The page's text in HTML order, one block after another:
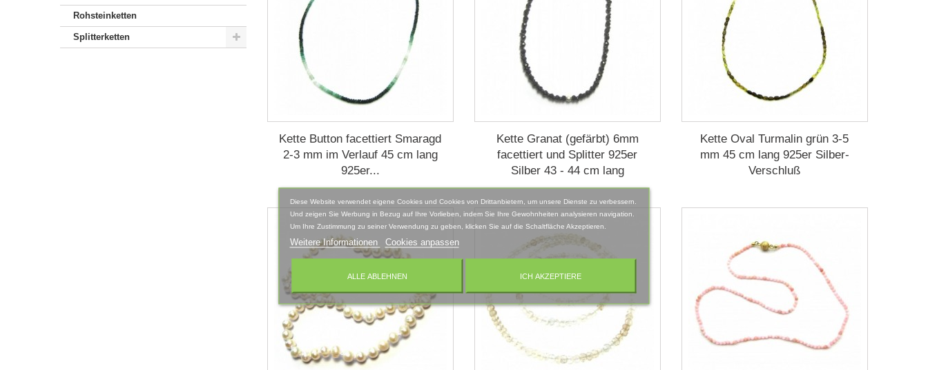
Rohsteinketten
Splitterketten
Kette Button facettiert Smaragd
2-3 mm im Verlauf 45 cm lang
925er...
Kette Granat (gefärbt) 6mm
facettiert und Splitter 925er
Silber 43 - 44 cm lang
Kette Oval Turmalin grün 3-5
mm 45 cm lang 925er Silber-
Verschluß
Diese Website verwendet eigene Cookies und Cookies von Drittanbietern, um unsere Dienste zu verbessern.
Und zeigen Sie Werbung in Bezug auf Ihre Vorlieben, indem Sie Ihre Gewohnheiten analysieren navigation.
Um Ihre Zustimmung zu seiner Verwendung zu geben, klicken Sie auf die Schaltfläche Akzeptieren.
Weitere Informationen Cookies anpassen
ALLE ABLEHNEN ICH AKZEPTIERE